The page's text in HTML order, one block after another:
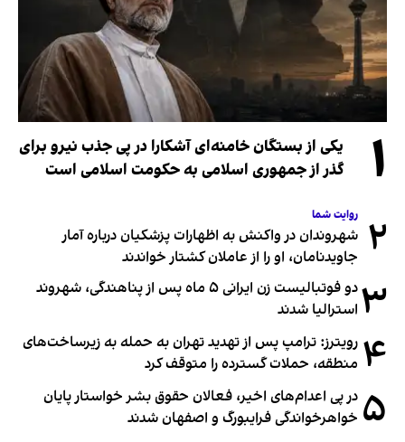
۱
یکی از بستگان خامنه‌ای آشکارا در پی جذب نیرو برای
گذر از جمهوری اسلامی به حکومت اسلامی است
۲ روایت شما
شهروندان در واکنش به اظهارات پزشکیان درباره آمار
جاویدنامان، او را از عاملان کشتار خواندند
۳
دو فوتبالیست زن ایرانی ۵ ماه پس از پناهندگی، شهروند
استرالیا شدند
۴ رویترز: ترامپ پس از تهدید تهران به حمله به زیرساخت‌های
منطقه، حملات گسترده را متوقف کرد
۵ در پی اعدام‌های اخیر، فعالان حقوق بشر خواستار پایان
خواهرخواندگی فرایبورگ و اصفهان شدند